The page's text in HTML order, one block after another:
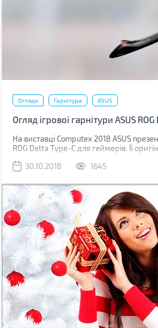
Огляди Гарнітура ASUS
Огляд ігрової гарнітури ASUS
На виставці Computex 2018 ASUS
ROG Delta Type-C для геймерів. Її
перетворювачі й райдужному RGB
30.10.2018 1645